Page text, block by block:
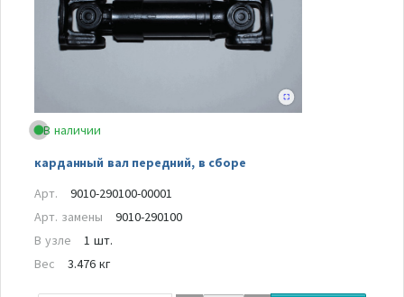
В наличии
карданный вал передний, в сборе
Арт.
9010-290100-00001
Арт. замены
9010-290100
В узле
1 шт.
Вес
3.476 кг